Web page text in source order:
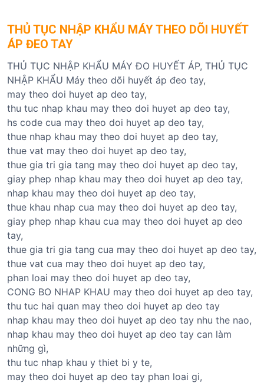
THỦ TỤC NHẬP KHẨU MÁY THEO DÕI HUYẾT
ÁP ĐEO TAY
THỦ TỤC NHẬP KHẨU MÁY ĐO HUYẾT ÁP, THỦ TỤC
NHẬP KHẨU Máy theo dõi huyết áp đeo tay,
may theo doi huyet ap deo tay,
thu tuc nhap khau may theo doi huyet ap deo tay,
hs code cua may theo doi huyet ap deo tay,
thue nhap khau may theo doi huyet ap deo tay,
thue vat may theo doi huyet ap deo tay,
thue gia tri gia tang may theo doi huyet ap deo tay,
giay phep nhap khau may theo doi huyet ap deo tay,
nhap khau may theo doi huyet ap deo tay,
thue khau nhap cua may theo doi huyet ap deo tay,
giay phep nhap khau cua may theo doi huyet ap deo
tay,
thue gia tri gia tang cua may theo doi huyet ap deo tay,
thue vat cua may theo doi huyet ap deo tay,
phan loai may theo doi huyet ap deo tay,
CONG BO NHAP KHAU may theo doi huyet ap deo tay,
thu tuc hai quan may theo doi huyet ap deo tay
nhap khau may theo doi huyet ap deo tay nhu the nao,
nhap khau may theo doi huyet ap deo tay can làm
những gì,
thu tuc nhap khau y thiet bi y te,
may theo doi huyet ap deo tay phan loai gi,